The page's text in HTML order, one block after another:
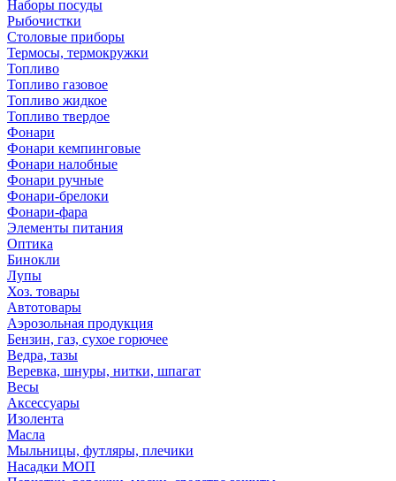
Наборы посуды
Рыбочистки
Столовые приборы
Термосы, термокружки
Топливо
Топливо газовое
Топливо жидкое
Топливо твердое
Фонари
Фонари кемпинговые
Фонари налобные
Фонари ручные
Фонари-брелоки
Фонари-фара
Элементы питания
Оптика
Бинокли
Лупы
Хоз. товары
Автотовары
Аэрозольная продукция
Бензин, газ, сухое горючее
Ведра, тазы
Веревка, шнуры, нитки, шпагат
Весы
Аксессуары
Изолента
Масла
Мыльницы, футляры, плечики
Насадки МОП